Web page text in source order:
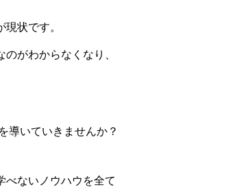
状です。
がわからなくなり、
導いていきませんか？
べないノウハウを全て